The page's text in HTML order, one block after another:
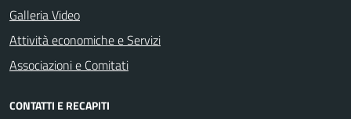
Galleria Video
Attività economiche e Servizi
Associazioni e Comitati
CONTATTI E RECAPITI